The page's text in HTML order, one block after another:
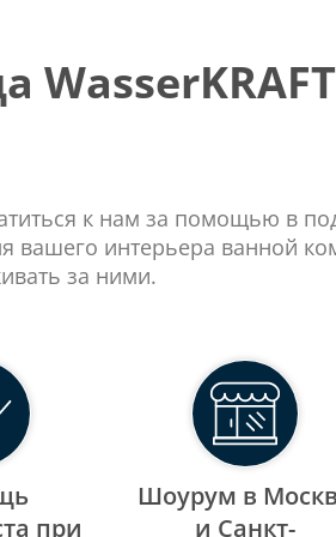
к нам за помощью в
вашего интерьера ванной
за ними.
при
Шоурум в
и Санкт-